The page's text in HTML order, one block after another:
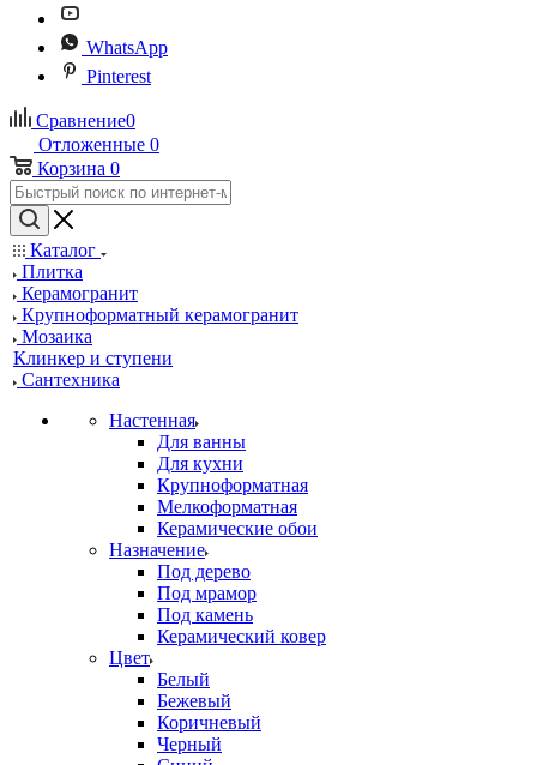
WhatsApp
Pinterest
Сравнение0
Отложенные 0
Корзина 0
Каталог
Плитка
Керамогранит
Крупноформатный керамогранит
Мозаика
Клинкер и ступени
Сантехника
Настенная
Для ванны
Для кухни
Крупноформатная
Мелкоформатная
Керамические обои
Назначение
Под дерево
Под мрамор
Под камень
Керамический ковер
Цвет
Белый
Бежевый
Коричневый
Черный